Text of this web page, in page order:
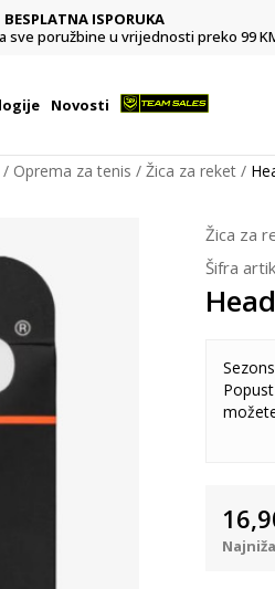
BESPLATNA ISPORUKA
sve poružbine u vrijednosti preko 99
Novosti
Oprema za tenis Žica za reket
Žica za
Šifra